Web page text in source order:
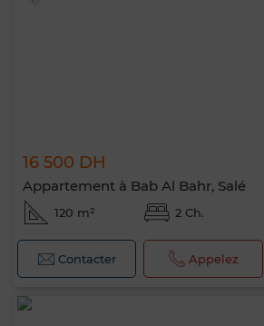
16 500 DH
Appartement à Bab Al Bahr, Salé
120 m² 2 Ch.
Contacter Appelez